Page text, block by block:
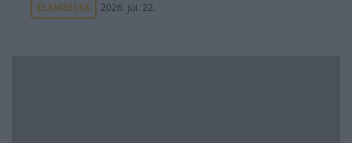
ELEMZÉSEK 2026. júl. 22.